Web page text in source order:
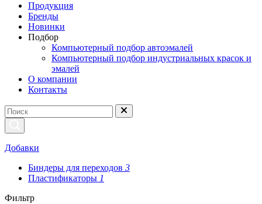
Продукция
Бренды
Новинки
Подбор
Компьютерный подбор автоэмалей
Компьютерный подбор индустриальных красок и
эмалей
О компании
Контакты
Добавки
Биндеры для переходов 3
Пластификаторы 1
Фильтр